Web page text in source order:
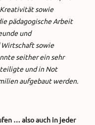
Kreativität sowie
pädagogische Arbeit
und
Wirtschaft sowie
seither ein sehr
und in Not
aufgebaut werden.
… also auch in jeder